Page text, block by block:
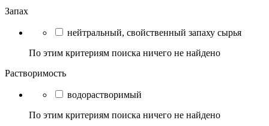
Запах
нейтральный, свойственный запаху сырья
По этим критериям поиска ничего не найдено
Растворимость
водорастворимый
По этим критериям поиска ничего не найдено